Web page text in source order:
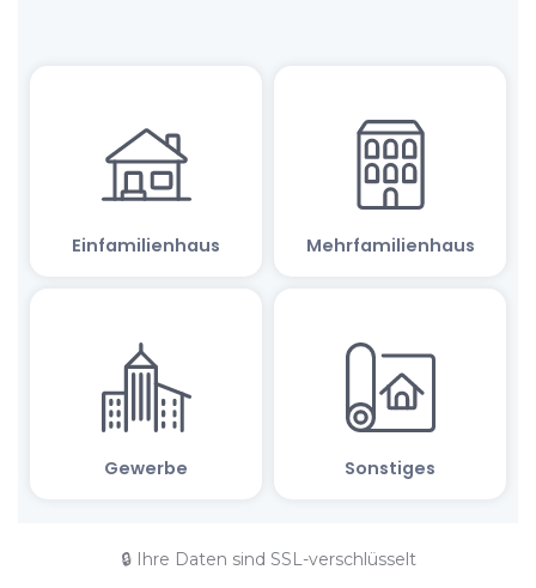
🔒 Ihre Daten sind SSL-verschlüsselt